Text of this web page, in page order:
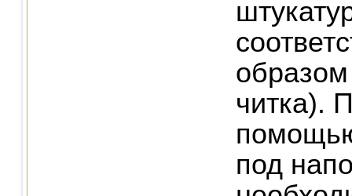
читка).
под